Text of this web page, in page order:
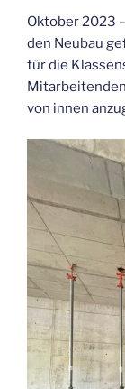
Oktober 2023
den Neubau
für die
von innen